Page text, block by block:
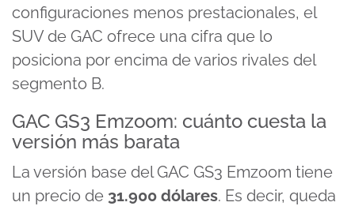
configuraciones menos prestacionales, el
SUV de GAC ofrece una cifra que lo
posiciona por encima de varios rivales del
segmento B.
GAC GS3 Emzoom: cuánto cuesta la
versión más barata
La versión base del GAC GS3 Emzoom tiene
un precio de 31.900 dólares. Es decir, queda